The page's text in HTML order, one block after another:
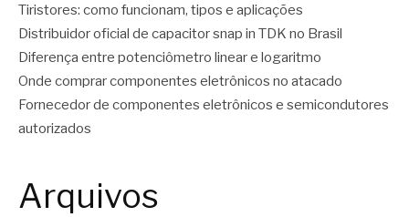
Tiristores: como funcionam, tipos e aplicações
Distribuidor oficial de capacitor snap in TDK no Brasil
Diferença entre potenciômetro linear e logaritmo
Onde comprar componentes eletrônicos no atacado
Fornecedor de componentes eletrônicos e semicondutores
autorizados
Arquivos